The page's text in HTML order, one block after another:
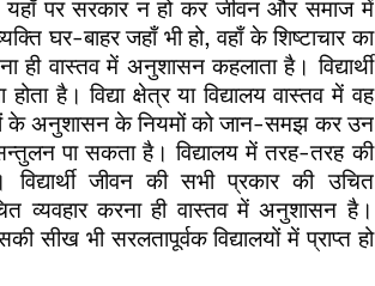
पर सरकार न हो कर जीवन और समाज में
घर-बाहर जहाँ भी हो, वहाँ के शिष्टाचार का
वास्तव में अनुशासन कहलाता है। विद्यार्थी
है। विद्या क्षेत्र या विद्यालय वास्तव में वह
के अनुशासन के नियमों को जान-समझ कर उन
पा सकता है। विद्यालय में तरह-तरह की
जीवन की सभी प्रकार की उचित
करना ही वास्तव में अनुशासन है।
सीख भी सरलतापूर्वक विद्यालयों में प्राप्त हो